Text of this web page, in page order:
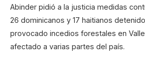
Abinder pidió a la justicia medidas
26 dominicanos y 17 haitianos
provocado incedios forestales en
afectado a varias partes del país.